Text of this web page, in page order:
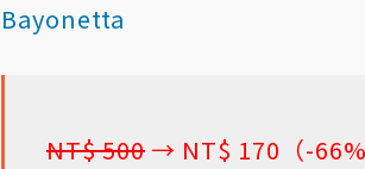
Bayonetta
NT$ 500→ NT$ 170（-